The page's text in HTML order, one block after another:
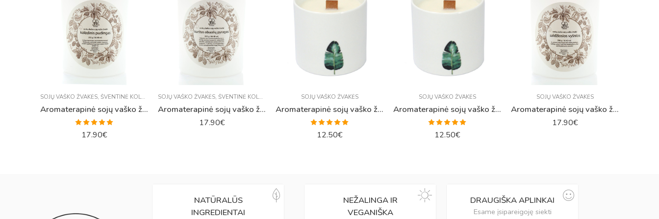
SOJŲ VAŠKO ŽVAKĖS, ŠVENTINĖ KOLEKCIJA
Aromaterapinė sojų vaško žvakė „Kalėdinis pudingas“
Įvertinimas:
5.00iš 5
17.90€
SOJŲ VAŠKO ŽVAKĖS, ŠVENTINĖ KOLEKCIJA
Aromaterapinė sojų vaško žvakė „Karštas obuolių pyragas“
17.90€
SOJŲ VAŠKO ŽVAKĖS
Aromaterapinė sojų vaško žvakė „Gaivūs pavasario bijūnai“
Įvertinimas:
5.00iš 5
12.50€
SOJŲ VAŠKO ŽVAKĖS
Aromaterapinė sojų vaško žvakė „Elegancija alsuojantys jazminai“
Įvertinimas:
5.00iš 5
12.50€
SOJŲ VAŠKO ŽVAKĖS
Aromaterapinė sojų vaško žvakė „Saldžiosios vyšnios“
17.90€
NATŪRALŪS
INGREDIENTAI
NEŽALINGA IR
VEGANIŠKA
DRAUGIŠKA APLINKAI
Esame įsipareigoję siekti